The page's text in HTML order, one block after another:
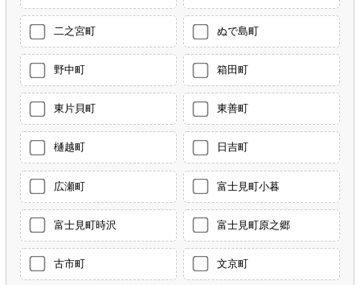
二之宮町 ぬで島町
野中町 箱田町
東片貝町 東善町
樋越町 日吉町
広瀬町 富士見町小暮
富士見町時沢 富士見町原之郷
古市町 文京町